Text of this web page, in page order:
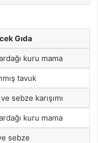
Gıda
kuru mama
tavuk
sebze karışımı
kuru mama
sebze